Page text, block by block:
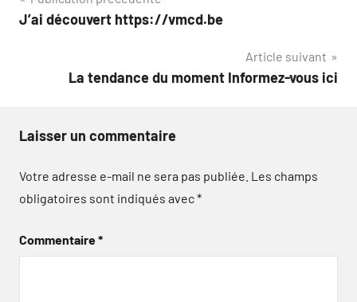
de
J’ai découvert https://vmcd.be
Article suivant
La tendance du moment Informez-vous ici
Laisser un commentaire
Votre adresse e-mail ne sera pas publiée. Les champs
obligatoires sont indiqués avec*
Commentaire*